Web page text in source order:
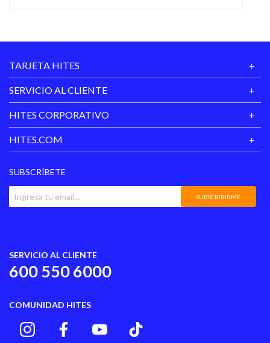
TARJETA HITES
SERVICIO AL CLIENTE
HITES CORPORATIVO
HITES.COM
SUBSCRÍBETE
SUBSCRIBIRME
SERVICIO AL CLIENTE
600 550 6000
COMUNIDAD HITES